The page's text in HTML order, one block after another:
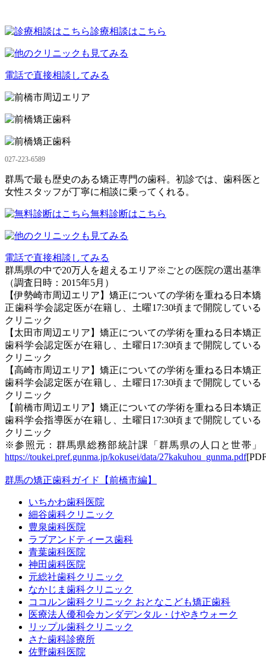
診療相談はこちら
電話で直接相談してみる
027-223-6589
群馬で最も歴史のある矯正専門の歯科。初診では、歯科医と
女性スタッフが丁寧に相談に乗ってくれる。
無料診断はこちら
電話で直接相談してみる
群馬県の中で20万人を超えるエリア※ごとの医院の選出基準
（調査日時：2015年5月）
【伊勢崎市周辺エリア】矯正についての学術を重ねる日本矯
正歯科学会認定医が在籍し、土曜17:30頃まで開院している
クリニック
【太田市周辺エリア】矯正についての学術を重ねる日本矯正
歯科学会認定医が在籍し、土曜日17:30頃まで開院している
クリニック
【高崎市周辺エリア】矯正についての学術を重ねる日本矯正
歯科学会認定医が在籍し、土曜日17:30頃まで開院している
クリニック
【前橋市周辺エリア】矯正についての学術を重ねる日本矯正
歯科学会指導医が在籍し、土曜日17:30頃まで開院している
クリニック
※参照元：群馬県総務部統計課「群馬県の人口と世帯」
https://toukei.pref.gunma.jp/kokusei/data/27kakuhou_gunma.pdf
群馬の矯正歯科ガイド【前橋市編】
いちかわ歯科医院
細谷歯科クリニック
豊泉歯科医院
ラブアンドティース歯科
青葉歯科医院
神田歯科医院
元総社歯科クリニック
なかじま歯科クリニック
ココルン歯科クリニック おとなこども矯正歯科
医療法人優和会カンダデンタル・けやきウォーク
リップル歯科クリニック
さた歯科診療所
佐野歯科医院